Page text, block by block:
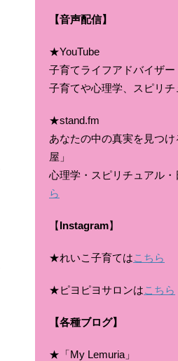
【音声配信】
★YouTube
子育てライフアドバイザー
子育てや心理学、スピリ
★stand.fm
あなたの中の真実を見つ
屋」
心理学・スピリチュアル
ら
【Instagram】
★れいこ子育てはこちら
★ピヨピヨサロンはこちら
【各種ブログ】
★「My Lemuria」